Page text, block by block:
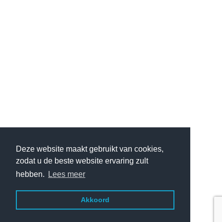
Deze website maakt gebruikt van cookies,
zodat u de beste website ervaring zult
hebben.
Lees meer
Akkoord